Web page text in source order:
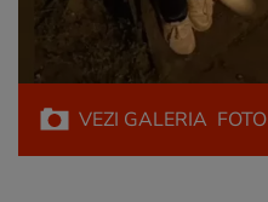
VEZI GALERIA FOTO